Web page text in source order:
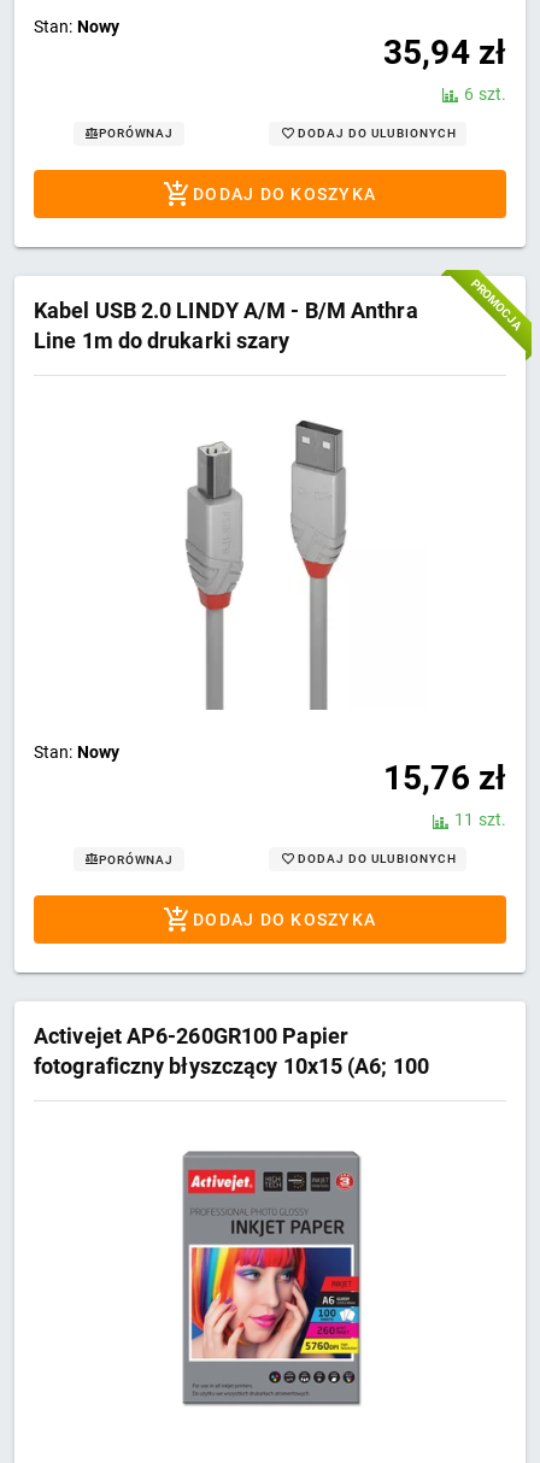
Stan: Nowy
35,94 zł
6 szt.
PORÓWNAJ DODAJ DO ULUBIONYCH
DODAJ DO KOSZYKA
Kabel USB 2.0 LINDY A/M - B/M Anthra
Line 1m do drukarki szary
Stan: Nowy
15,76 zł
11 szt.
PORÓWNAJ DODAJ DO ULUBIONYCH
DODAJ DO KOSZYKA
PROMOCJA
Activejet AP6-260GR100 Papier
fotograficzny błyszczący 10x15 (A6; 100
szt.)